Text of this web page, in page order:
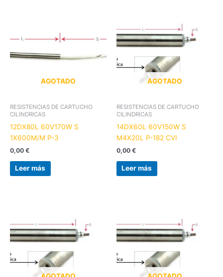
AGOTADO
RESISTENCIAS DE CARTUCHO
CILINDRICAS
12DX80L 60V170W S
1X600M/M P-3
0,00 €
Leer más
AGOTADO
RESISTENCIAS DE CARTUCHO
CILINDRICAS
14DX60L 60V150W S
M4X20L P-182 CVI
0,00 €
Leer más